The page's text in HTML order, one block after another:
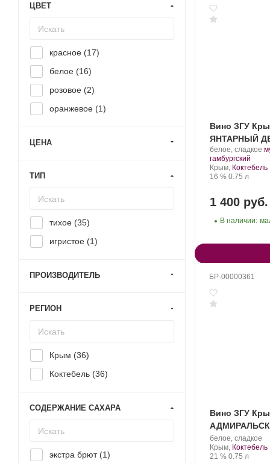
Вино ЗГУ
ЯНТАРНЫЙ
Производитель:
Завод
марочных
вин
белое, сладкое .
гамбургский
Регион:
Крым, Коктебель
Крепость
16 %. Объем
0.75 л
1 400 руб.
В наличии:
БР-00000361
Вино ЗГУ
Производитель:
Завод
марочных
белое, сладкое
Регион:
Крым, Коктебель
Крепость
21 %. Объем
0.75 л
ЦВЕТ
красное (17)
белое (16)
розовое (2)
оранжевое (1)
ЦЕНА
ТИП
тихое (35)
игристое (1)
ПРОИЗВОДИТЕЛЬ
РЕГИОН
Крым (36)
Коктебель (36)
СОДЕРЖАНИЕ САХАРА
экстра брют (1)